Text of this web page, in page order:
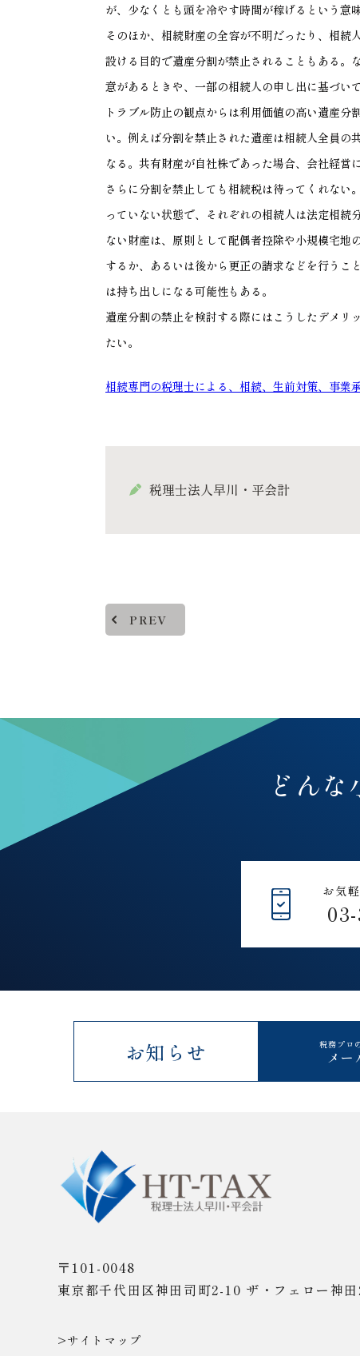
が、少なくとも頭を冷やす時間が稼げるという意
そのほか、相続財産の全容が不明だったり、相続
設ける目的で遺産分割が禁止されることもある。
意があるときや、一部の相続人の申し出に基づい
トラブル防止の観点からは利用価値の高い遺産
い。例えば分割を禁止された遺産は相続人全員の
なる。共有財産が自社株であった場合、会社経営
さらに分割を禁止しても相続税は待ってくれな
っていない状態で、それぞれの相続人は法定相続
ない財産は、原則として配偶者控除や小規模宅
するか、あるいは後から更正の請求などを行うこ
は持ち出しになる可能性もある。
遺産分割の禁止を検討する際にはこうしたデメリ
たい。
相続専門の税理士による、相続、生前対策、事業
税理士法人早川・平会計
PREV
どんな
お気
お知らせ 税務プロ
メー
〒101-0048
東京都千代田区神田司町2-10 ザ・フェロー神
>サイトマップ